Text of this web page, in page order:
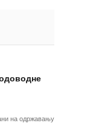
на одржавању